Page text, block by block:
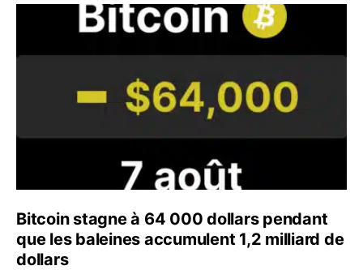
Bitcoin stagne à 64 000 dollars pendant que les
Bitcoin stagne à 64 000 dollars pendant
que les baleines accumulent 1,2 milliard de
dollars